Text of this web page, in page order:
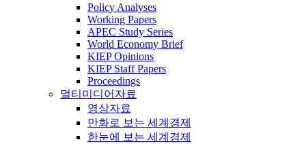
Policy Analyses
Working Papers
APEC Study Series
World Economy Brief
KIEP Opinions
KIEP Staff Papers
Proceedings
멀티미디어자료
영상자료
만화로 보는 세계경제
한눈에 보는 세계경제